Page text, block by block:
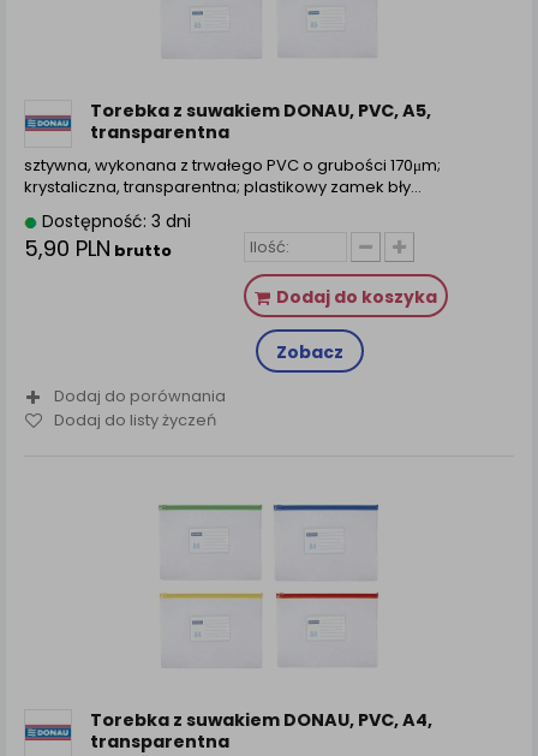
Torebka z suwakiem DONAU, PVC, A5,
transparentna
sztywna, wykonana z trwałego PVC o grubości 170μm;
krystaliczna, transparentna; plastikowy zamek bły...
Dostępność: 3 dni
5,90 PLN brutto
Dodaj do koszyka
Zobacz
Dodaj do porównania
Dodaj do listy życzeń
Torebka z suwakiem DONAU, PVC, A4,
transparentna